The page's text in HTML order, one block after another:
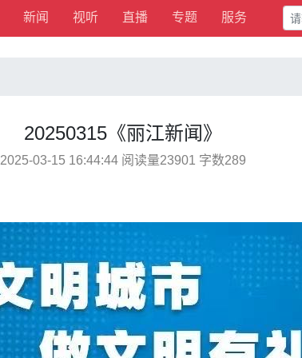
新闻 视听 直播 专题 服务
20250315《丽江新闻》
2025-03-15 16:44:44 阅读量23901 字数289